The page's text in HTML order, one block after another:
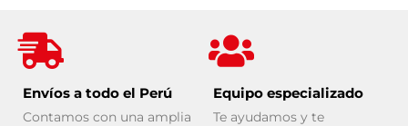
Envíos a todo el Perú
Contamos con una amplia
Equipo especializado
Te ayudamos y te